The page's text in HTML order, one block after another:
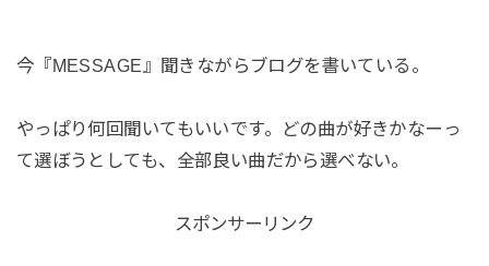
今『MESSAGE』聞きながらブログを書いている。
やっぱり何回聞いてもいいです。どの曲が好きかなーっ
て選ぼうとしても、全部良い曲だから選べない。
スポンサーリンク